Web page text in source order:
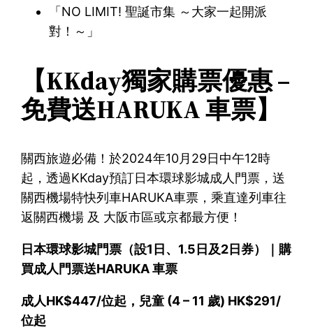
「NO LIMIT! 聖誕市集 ～大家一起開派
對！～」
【KKday獨家購票優惠 –
免費送HARUKA 車票】
關西旅遊必備！於2024年10月29日中午12時
起，透過KKday預訂日本環球影城成人門票，送
關西機場特快列車HARUKA車票，乘直達列車往
返關西機場 及 大阪市區或京都最方便！
日本環球影城門票（設1日、1.5日及2日券）｜購
買成人門票送HARUKA 車票
成人HK$447/位起，兒童 (4 – 11 歲) HK$291/
位起